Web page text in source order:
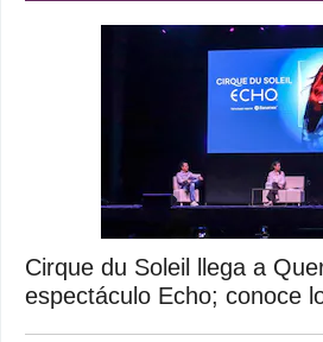
Cirque du Soleil llega a
espectáculo Echo; conoce